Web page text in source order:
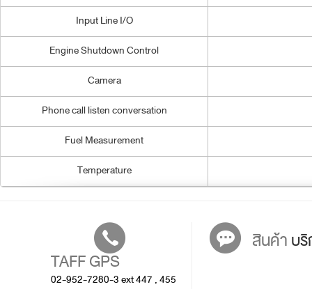
Input Line I/O
Engine Shutdown Control
Camera
Phone call listen conversation
Fuel Measurement
Temperature
TAFF GPS
02-952-7280-3 ext 447 , 455
สินค้าบ